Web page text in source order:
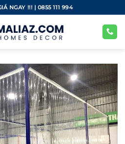
NGAY !!! | 0855 111 994